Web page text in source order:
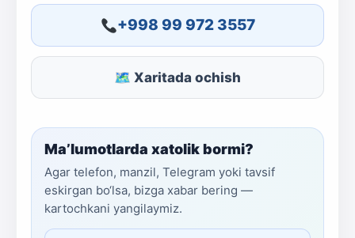
+998 99 972 3557
🗺 Xaritada ochish
Ma’lumotlarda xatolik bormi?
Agar telefon, manzil, Telegram yoki tavsif
eskirgan bo‘lsa, bizga xabar bering —
kartochkani yangilaymiz.